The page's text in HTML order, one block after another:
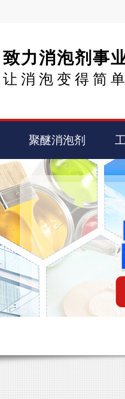
致力消泡剂事
让消泡变得简单
聚醚消泡剂